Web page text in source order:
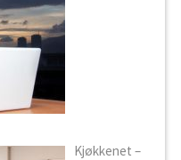
Kjøkkenet –